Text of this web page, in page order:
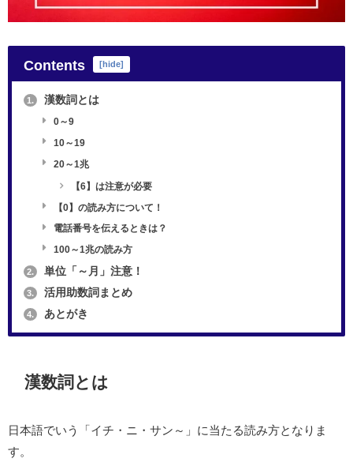
Contents hide
1. 漢数詞とは
0～9
10～19
20～1兆
【6】は注意が必要
【0】の読み方について！
電話番号を伝えるときは？
100～1兆の読み方
2. 単位「～月」注意！
3. 活用助数詞まとめ
4. あとがき
漢数詞とは
日本語でいう「イチ・ニ・サン～」に当たる読み方となりま
す。